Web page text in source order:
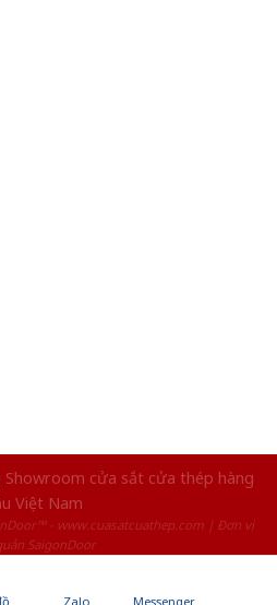
Showroom cửa sắt cửa thép hàng
Việt Nam
- www.cuasatcuathep.com | Đơn vị
SaigonDoor
Zalo Messenger